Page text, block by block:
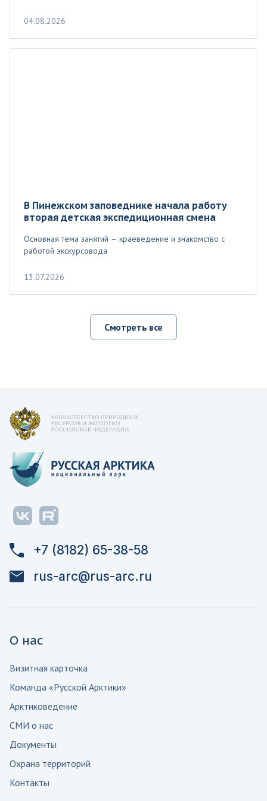
04.08.2026
В Пинежском заповеднике начала работу
вторая детская экспедиционная смена
Основная тема занятий – краеведение и знакомство с
работой экскурсовода
13.07.2026
Смотреть все
+7 (8182) 65-38-58
rus-arc@rus-arc.ru
О нас
Визитная карточка
Команда «Русской Арктики»
Арктиковедение
СМИ о нас
Документы
Охрана территорий
Контакты